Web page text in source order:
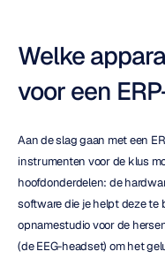
Welke
voor een
Aan de slag gaan met een
instrumenten voor de klus
hoofdonderdelen: de
software die je helpt deze te
opnamestudio voor de
(de EEG-headset) om het